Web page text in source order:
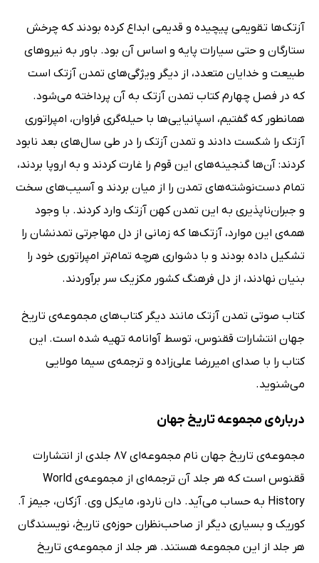
آزتک‌ها تقویمی پیچیده و قدیمی ابداع کرده بودند که چرخش
ستارگان و حتی سیارات پایه و اساس آن بود. باور به نیروهای
طبیعت و خدایان متعدد، از دیگر ویژگی‌های تمدن آزتک است
که در فصل چهارم کتاب تمدن آزتک به آن پرداخته می‌شود.
همانطور که گفتیم، اسپانیایی‌ها با حیله‌گری فراوان، امپراتوری
آزتک را شکست دادند و تمدن آزتک را در طی سال‌های بعد نابود
کردند: آن‌ها گنجینه‌های این قوم را غارت کردند و به اروپا بردند،
تمام دست‌نوشته‌های تمدن را از میان بردند و آسیب‌های سخت
و جبران‌ناپذیری به این تمدن کهن آزتک وارد کردند. با وجود
همه‌ی این موارد، آزتک‌ها که زمانی از دل مهاجرتی تمدنشان را
تشکیل داده بودند و با دشواری هرچه تمام‌تر امپراتوری خود را
بنیان نهادند، از دل فرهنگ کشور مکزیک سر برآوردند.
کتاب صوتی تمدن آزتک مانند دیگر کتاب‌های مجموعه‌ی تاریخ
جهان انتشارات ققنوس، توسط آوانامه تهیه شده است. این
کتاب را با صدای امیررضا علی‌زاده و ترجمه‌ی سیما مولایی
می‌شنوید.
درباره‌ی مجموعه تاریخ جهان
مجموعه‌ی تاریخ جهان نام مجموعه‌ای 87 جلدی از انتشارات
ققنوس است که هر جلد آن ترجمه‌ای از مجموعه‌‌ی World
History به حساب می‌آید. دان ناردو، مایکل وی. آزکان، جیمز آ.
کوریک و بسیاری دیگر از صاحب‌نظران حوزه‌ی تاریخ، نویسندگان
هر جلد از این مجموعه هستند. هر جلد از مجموعه‌ی تاریخ